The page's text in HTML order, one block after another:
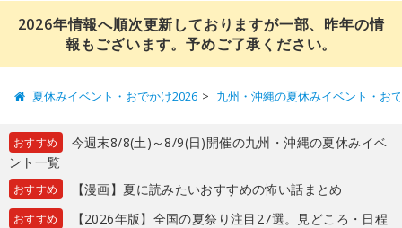
2026年情報へ順次更新しておりますが一部、昨年の情
報もございます。予めご了承ください。
夏休みイベント・おでかけ2026 九州・沖縄の夏休みイベント・お
おすすめ
今週末8/8(土)～8/9(日)開催の九州・沖縄の夏休みイベ
ント一覧
おすすめ 【漫画】夏に読みたいおすすめの怖い話まとめ
おすすめ
【2026年版】全国の夏祭り注目27選。見どころ・日程